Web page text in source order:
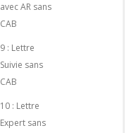
avec AR sans
CAB
9 : Lettre
Suivie sans
CAB
10 : Lettre
Expert sans